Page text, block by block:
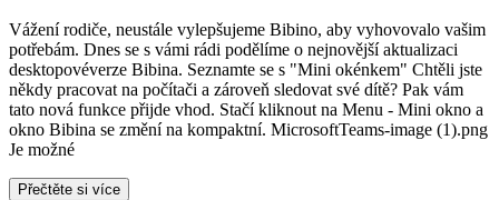
Vážení rodiče, neustále vylepšujeme Bibino, aby vyhovovalo vašim
potřebám. Dnes se s vámi rádi podělíme o nejnovější aktualizaci
desktopovéverze Bibina. Seznamte se s "Mini okénkem" Chtěli jste
někdy pracovat na počítači a zároveň sledovat své dítě? Pak vám
tato nová funkce přijde vhod. Stačí kliknout na Menu - Mini okno a
okno Bibina se změní na kompaktní. MicrosoftTeams-image (1).png
Je možné
Přečtěte si více